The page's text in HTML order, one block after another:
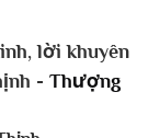
lời khuyên
- Thượng